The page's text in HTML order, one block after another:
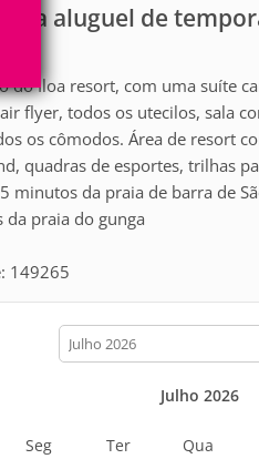
aluguel de
do Iloa resort, com uma suíte
flyer, todos os utecilos, sala
os cômodos. Área de resort
quadras de esportes, trilhas
minutos da praia de barra de
praia do gunga
149265
calendar-
month
Julho 2026
Seg Ter Qua